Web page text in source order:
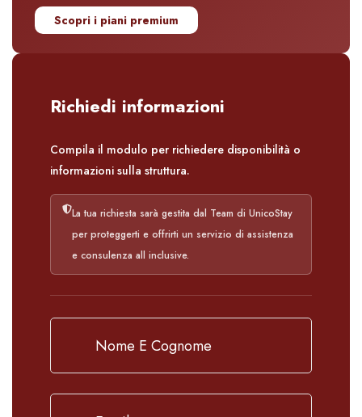
Scopri i piani premium
Richiedi informazioni
Compila il modulo per richiedere disponibilità o
informazioni sulla struttura.
La tua richiesta sarà gestita dal Team di UnicoStay
per proteggerti e offrirti un servizio di assistenza
e consulenza all inclusive.